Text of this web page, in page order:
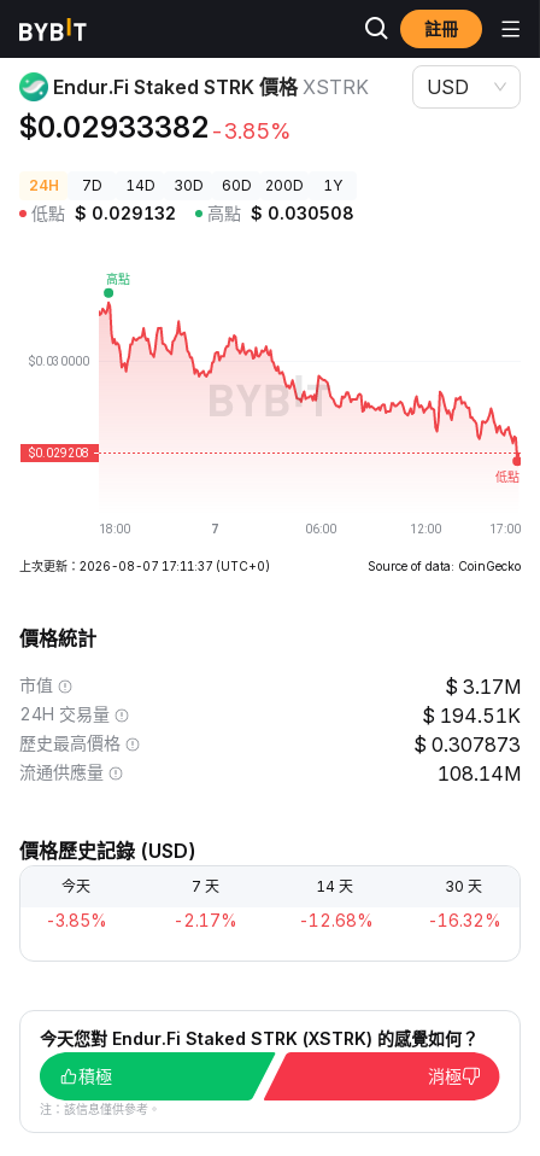
註冊
加密貨幣價格
Endur.Fi Staked STRK 價格 XSTRK
$0.02933382 -3.85%
USD
24H 7D 14D 30D 60D 200D 1Y
低點 $ 0.029132 高點 $ 0.030508
上次更新：2026-08-07 17:11:37 (UTC+0) Source of data: CoinGecko
價格統計
市值 3.17M
24H 交易量 194.51K
歷史最高價格 0.307873
流通供應量 108.14M
價格歷史記錄 (USD)
今天 7 天 14 天 30 天
-3.85% -2.17% -12.68% -16.32%
今天您對 Endur.Fi Staked STRK (XSTRK) 的感覺如何？
積極
消極
注：該信息僅供參考。